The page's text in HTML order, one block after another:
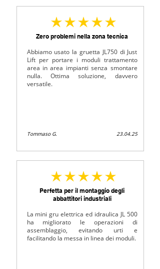
średnia ocena to 5 na 5
Zero problemi nella zona tecnica
Abbiamo usato la gruetta JL750 di Just
Lift per portare i moduli trattamento
area in area impianti senza smontare
nulla. Ottima soluzione, davvero
versatile.
Tommaso G. 23.04.25
średnia ocena to 5 na 5
Perfetta per il montaggio degli
abbattitori industriali
La mini gru elettrica ed idraulica JL 500
ha migliorato le operazioni di
assemblaggio, evitando urti e
facilitando la messa in linea dei moduli.